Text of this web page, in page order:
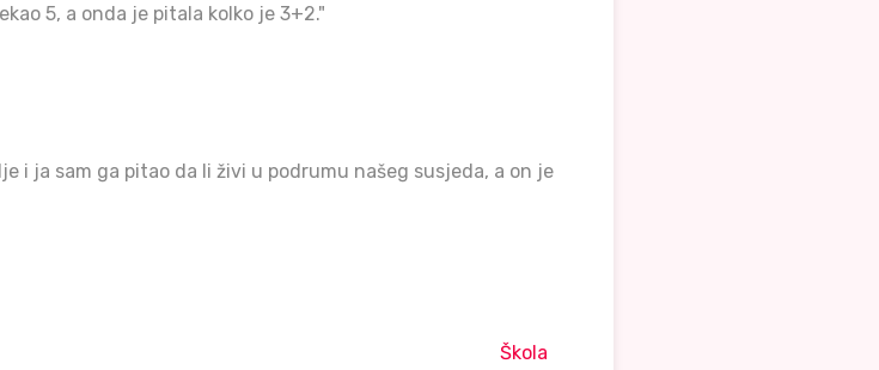
5, a onda je pitala kolko je 3+2."
i ja sam ga pitao da li živi u podrumu našeg susjeda, a on je
Škola